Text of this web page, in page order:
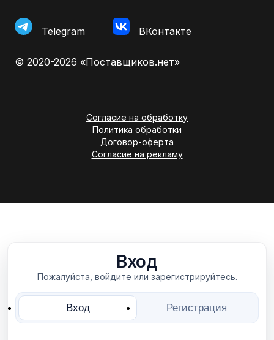
Telegram ВКонтакте
© 2020-2026 «Поставщиков.нет»
Согласие на обработку
Политика обработки
Договор-оферта
Согласие на рекламу
Вход
Пожалуйста, войдите или зарегистрируйтесь.
Вход Регистрация